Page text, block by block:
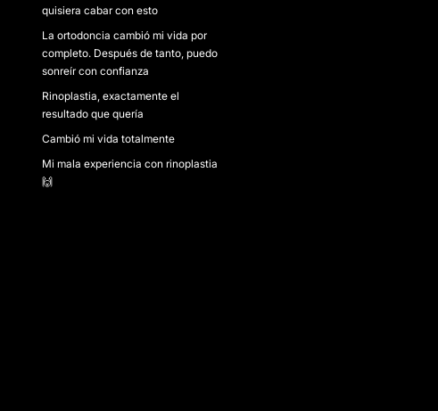
quisiera cabar con esto
La ortodoncia cambió mi vida por
completo. Después de tanto, puedo
sonreír con confianza
Rinoplastia, exactamente el
resultado que quería
Cambió mi vida totalmente
Mi mala experiencia con rinoplastia
🙌